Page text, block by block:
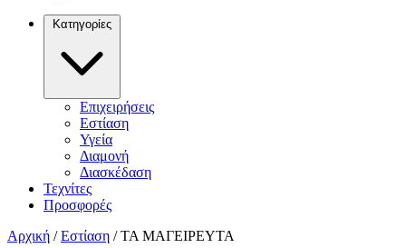
Κατηγορίες
Επιχειρήσεις
Εστίαση
Υγεία
Διαμονή
Διασκέδαση
Τεχνίτες
Προσφορές
Αρχική / Εστίαση / ΤΑ ΜΑΓΕΙΡΕΥΤΑ